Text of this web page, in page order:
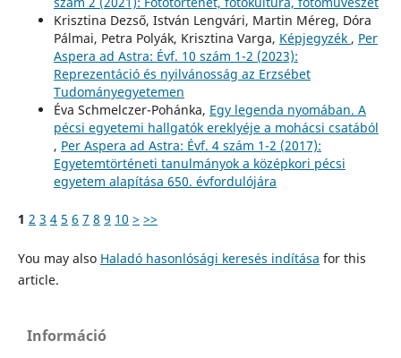
Krisztina Dezső, István Lengvári, Martin Méreg, Dóra
Pálmai, Petra Polyák, Krisztina Varga, Képjegyzék , Per
Aspera ad Astra: Évf. 10 szám 1-2 (2023):
Reprezentáció és nyilvánosság az Erzsébet
Tudományegyetemen
Éva Schmelczer-Pohánka, Egy legenda nyomában. A
pécsi egyetemi hallgatók ereklyéje a mohácsi csatából
, Per Aspera ad Astra: Évf. 4 szám 1-2 (2017):
Egyetemtörténeti tanulmányok a középkori pécsi
egyetem alapítása 650. évfordulójára
1 2 3 4 5 6 7 8 9 10 > >>
You may also Haladó hasonlósági keresés indítása for this
article.
Információ